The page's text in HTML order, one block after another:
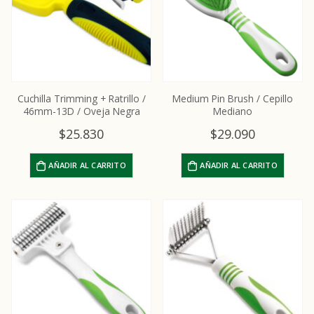
Cuchilla Trimming + Ratrillo /
46mm-13D / Oveja Negra
$25.830
AÑADIR AL CARRITO
Medium Pin Brush / Cepillo
Mediano
$29.090
AÑADIR AL CARRITO